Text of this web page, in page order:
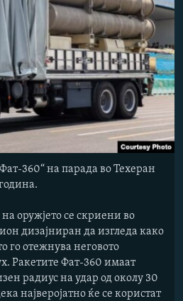
360“ на парада во Техеран
оружјето се скриени во
дизајниран да изгледа како
го отежнува неговото
Ракетите Фат-360 имаат
радиус на удар од околу 30
најверојатно ќе се користат